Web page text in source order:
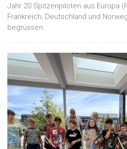
Jahr 20 Spitzenpiloten aus Europa
Frankreich, Deutschland und
begrüssen.